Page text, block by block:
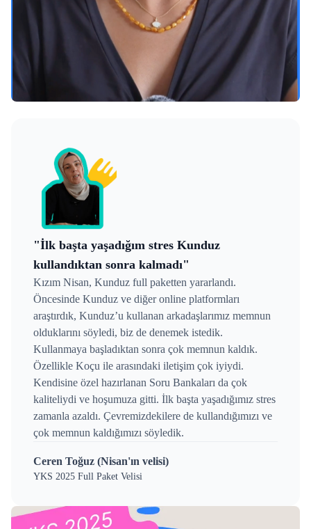
"İlk başta yaşadığım stres Kunduz
kullandıktan sonra kalmadı"
Kızım Nisan, Kunduz full paketten yararlandı.
Öncesinde Kunduz ve diğer online platformları
araştırdık, Kunduz’u kullanan arkadaşlarımız memnun
olduklarını söyledi, biz de denemek istedik.
Kullanmaya başladıktan sonra çok memnun kaldık.
Özellikle Koçu ile arasındaki iletişim çok iyiydi.
Kendisine özel hazırlanan Soru Bankaları da çok
kaliteliydi ve hoşumuza gitti. İlk başta yaşadığımız stres
zamanla azaldı. Çevremizdekilere de kullandığımızı ve
çok memnun kaldığımızı söyledik.
Ceren Toğuz (Nisan'ın velisi)
YKS 2025 Full Paket Velisi